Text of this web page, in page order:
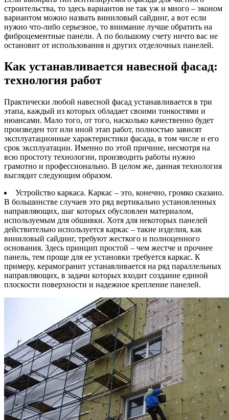
строительства, то здесь вариантов не так уж и много – эконом
вариантом можно назвать виниловый сайдинг, а вот если
нужно что-либо серьезное, то внимание лучше обратить на
фиброцементные панели. А по большому счету ничто вас не
остановит от использования и других отделочных панелей.
Как устанавливается навесной фасад:
технология работ
Практически любой навесной фасад устанавливается в три
этапа, каждый из которых обладает своими тонкостями и
нюансами. Мало того, от того, насколько качественно будет
произведен тот или иной этап работ, полностью зависят
эксплуатационные характеристики фасада, в том числе и его
срок эксплуатации. Именно по этой причине, несмотря на
всю простоту технологии, производить работы нужно
грамотно и профессионально. В целом же, данная технология
выглядит следующим образом.
Устройство каркаса. Каркас – это, конечно, громко сказано.
В большинстве случаев это ряд вертикально установленных
направляющих, шаг которых обусловлен материалом,
используемым для обшивки. Хотя для некоторых панелей
действительно используется каркас – такие изделия, как
виниловый сайдинг, требуют жесткого и полноценного
основания. Здесь принцип простой – чем жестче и прочнее
панель, тем проще для ее установки требуется каркас. К
примеру, керамогранит устанавливается на ряд параллельных
направляющих, в задачи которых входит создание единой
плоскости поверхности и надежное крепление панелей.